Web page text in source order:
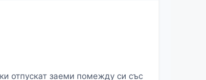
отпускат заеми помежду си със